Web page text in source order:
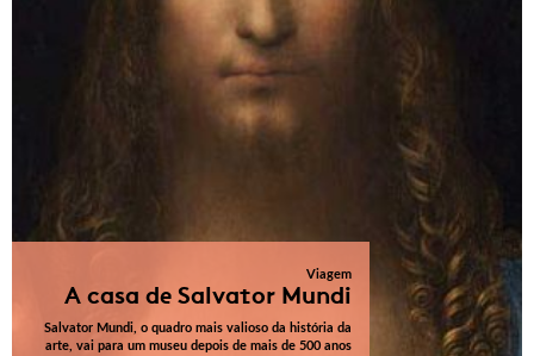
Viagem
A casa de Salvator Mundi
Salvator Mundi, o quadro mais valioso da história da
arte, vai para um museu depois de mais de 500 anos